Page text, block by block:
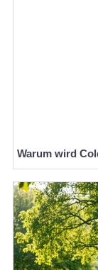
Warum wird